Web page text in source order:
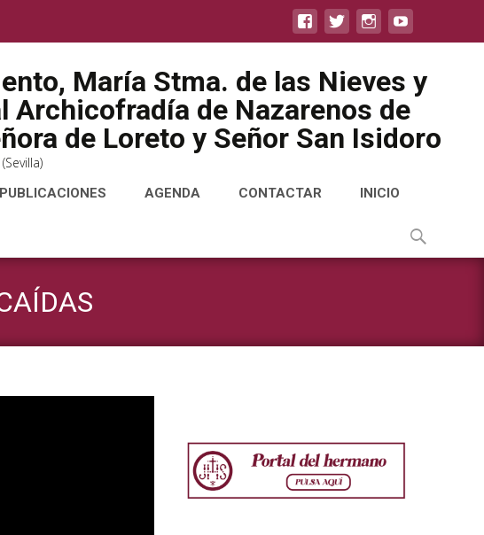
María Stma. de las Nieves y
de Nazarenos de
de Loreto y Señor San Isidoro
PUBLICACIONES AGENDA CONTACTAR INICIO
Buscar